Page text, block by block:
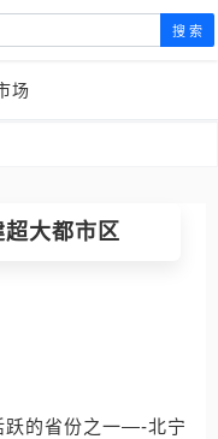
搜 索
场
大都市区
跃的省份之一—-北宁